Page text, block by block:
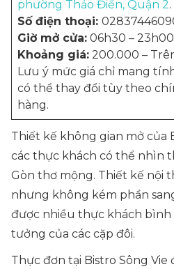
phường Thảo Điền, Quận 2.
Số điện thoại:
Giờ mở cửa: 06h30 –
Khoảng giá: 200.000 –
Lưu ý mức giá chỉ mang
có thể thay đổi tùy theo
hàng.
Thiết kế không gian mở của
các thực khách có thể nhìn
Gòn thơ mộng. Thiết kế nội
nhưng không kém phần
được nhiều thực khách bình
tưởng của các cặp đôi.
Thực đơn tại Bistro Sông Vie